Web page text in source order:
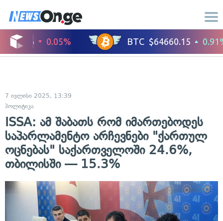
7 ივლისი 2025, 13:39
პოლიტიკა
ISSA: ამ შაბათს რომ იმართებოდეს
საპარლამენტო არჩევნები "ქართულ
ოცნებას" საქართველოში 24.6%,
თბილისში — 15.3%